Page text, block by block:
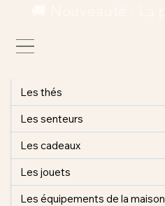
Les thés
Les senteurs
Les cadeaux
Les jouets
Les équipements de la maison